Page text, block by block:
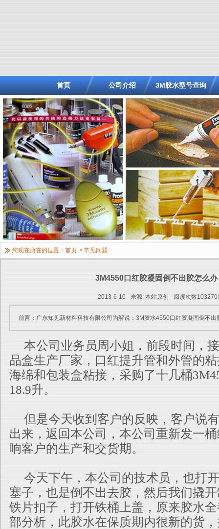
首页 公司介绍 3M胶水型号查询
您现在所在的位置： 首页 > 常见问题
3M4550口红胶凝固倒不出胶怎么办
2013-6-10 来源: 本站原创 阅读次数103270
前言：广东知见新材料科技有限公司为解说：3M胶水4550口红胶凝固倒不出
本公司业务员周小姐，前段时间，
品盒生产厂家，口红提升管和外管的
海绵和包装盒粘接，采购了十几桶
18.9升。
但是今天收到客户的反映，客户说
出来，返回本公司，本公司重新发一
响客户的生产和交货期。
今天下午，本公司的技术员，也打
塞子，也是倒不出去胶，然后我们撬
铁片扣子，打开铁桶上盖，原来胶水
部分析，此胶水在保质期内很新的货